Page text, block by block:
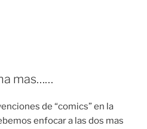
mas……
de “comics” en la
enfocar a las dos mas